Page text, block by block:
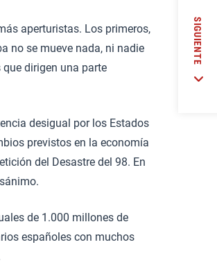
aperturistas. Los primeros,
no se mueve nada, ni nadie
dirigen una parte
desigual por los Estados
previstos en la economía
del Desastre del 98. En
de 1.000 millones de
españoles con muchos
SIGUIENTE